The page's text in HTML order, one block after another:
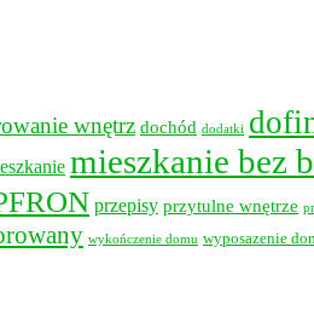
wnętrz dochód dodatki
mieszkanie bez
przepisy przytulne wnętrze
wykończenie domu wyposazenie